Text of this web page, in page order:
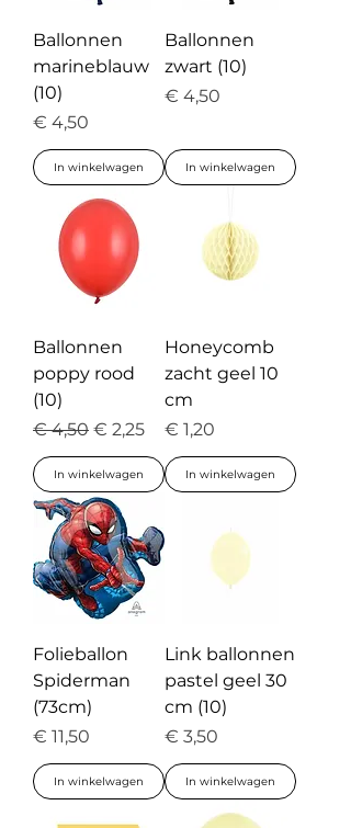
Ballonnen
marineblauw
(10)
Prijs
€ 4,50
In winkelwagen
Ballonnen
zwart (10)
Prijs
€ 4,50
In winkelwagen
Ballonnen
poppy rood
(10)
Normale prijs
€ 4,50 Verkoopprijs
€ 2,25
In winkelwagen
Honeycomb
zacht geel 10
cm
Prijs
€ 1,20
In winkelwagen
Folieballon
Spiderman
(73cm)
Prijs
€ 11,50
In winkelwagen
Link ballonnen
pastel geel 30
cm (10)
Prijs
€ 3,50
In winkelwagen